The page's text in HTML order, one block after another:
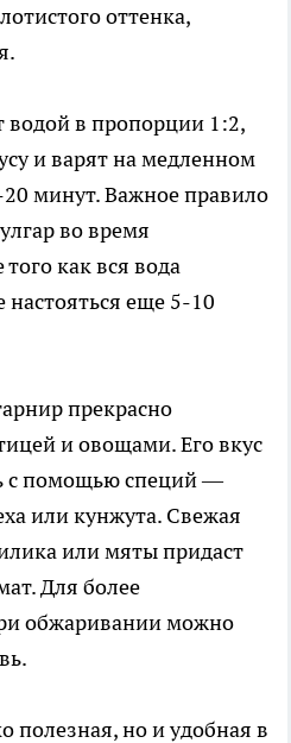
оттенка,
водой в пропорции 1:2,
и варят на медленном
минут. Важное правило
во время
как вся вода
настояться еще 5-10
прекрасно
и овощами. Его вкус
с помощью специй —
или кунжута. Свежая
или мяты придаст
Для более
обжаривании можно
полезная, но и удобная в